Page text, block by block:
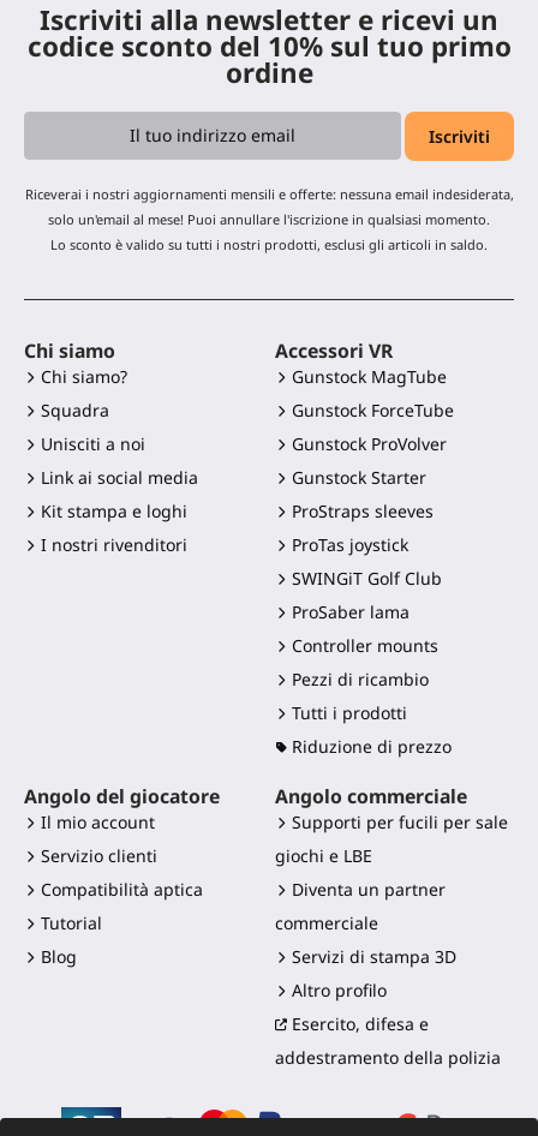
Iscriviti alla newsletter e ricevi un
codice sconto del 10% sul tuo primo
ordine
Riceverai i nostri aggiornamenti mensili e offerte: nessuna email indesiderata,
solo un'email al mese! Puoi annullare l'iscrizione in qualsiasi momento.
Lo sconto è valido su tutti i nostri prodotti, esclusi gli articoli in saldo.
Chi siamo
Chi siamo?
Squadra
Unisciti a noi
Link ai social media
Kit stampa e loghi
I nostri rivenditori
Accessori VR
Gunstock MagTube
Gunstock ForceTube
Gunstock ProVolver
Gunstock Starter
ProStraps sleeves
ProTas joystick
SWINGiT Golf Club
ProSaber lama
Controller mounts
Pezzi di ricambio
Tutti i prodotti
Riduzione di prezzo
Angolo del giocatore
Il mio account
Servizio clienti
Compatibilità aptica
Tutorial
Blog
Angolo commerciale
Supporti per fucili per sale
giochi e LBE
Diventa un partner
commerciale
Servizi di stampa 3D
Altro profilo
Esercito, difesa e
addestramento della polizia